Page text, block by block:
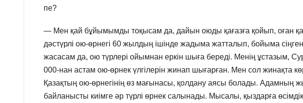
пе?
— Мен қай бұйымымды тоқысам да, дайын оюды қағазға қойып, оған
дәстүрлі ою-өрнегі 60 жылдың ішінде жадыма жатталып, бойыма
жасасам да, ою түрлері ойымнан еркін шыға береді. Менің ұстазым,
000-нан астам ою-өрнек үлгілерін жинап шығарған. Мен сол жинақта
Қазақтың ою-өрнегінің өз мағынасы, қолдану аясы болады. Адамның
байланысты киімге әр түрлі өрнек салынады. Мысалы, қыздарға